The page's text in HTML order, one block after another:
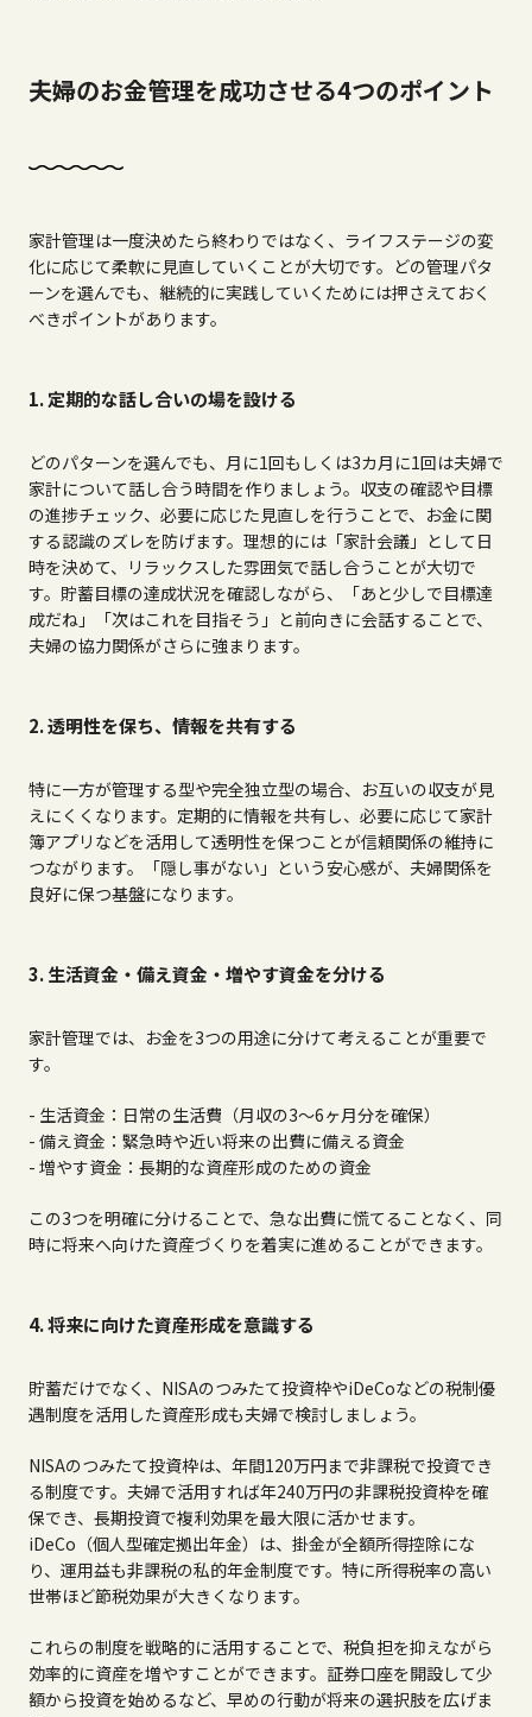
夫婦のお金管理を成功させる4つのポイント
家計管理は一度決めたら終わりではなく、ライフステージの変
化に応じて柔軟に見直していくことが大切です。どの管理パタ
ーンを選んでも、継続的に実践していくためには押さえておく
べきポイントがあります。
1. 定期的な話し合いの場を設ける
どのパターンを選んでも、月に1回もしくは3カ月に1回は夫婦で
家計について話し合う時間を作りましょう。収支の確認や目標
の進捗チェック、必要に応じた見直しを行うことで、お金に関
する認識のズレを防げます。理想的には「家計会議」として日
時を決めて、リラックスした雰囲気で話し合うことが大切で
す。貯蓄目標の達成状況を確認しながら、「あと少しで目標達
成だね」「次はこれを目指そう」と前向きに会話することで、
夫婦の協力関係がさらに強まります。
2. 透明性を保ち、情報を共有する
特に一方が管理する型や完全独立型の場合、お互いの収支が見
えにくくなります。定期的に情報を共有し、必要に応じて家計
簿アプリなどを活用して透明性を保つことが信頼関係の維持に
つながります。「隠し事がない」という安心感が、夫婦関係を
良好に保つ基盤になります。
3. 生活資金・備え資金・増やす資金を分ける
家計管理では、お金を3つの用途に分けて考えることが重要で
す。
- 生活資金：日常の生活費（月収の3〜6ヶ月分を確保）
- 備え資金：緊急時や近い将来の出費に備える資金
- 増やす資金：長期的な資産形成のための資金
この3つを明確に分けることで、急な出費に慌てることなく、同
時に将来へ向けた資産づくりを着実に進めることができます。
4. 将来に向けた資産形成を意識する
貯蓄だけでなく、NISAのつみたて投資枠やiDeCoなどの税制優
遇制度を活用した資産形成も夫婦で検討しましょう。
NISAのつみたて投資枠は、年間120万円まで非課税で投資でき
る制度です。夫婦で活用すれば年240万円の非課税投資枠を確
保でき、長期投資で複利効果を最大限に活かせます。
iDeCo（個人型確定拠出年金）は、掛金が全額所得控除にな
り、運用益も非課税の私的年金制度です。特に所得税率の高い
世帯ほど節税効果が大きくなります。
これらの制度を戦略的に活用することで、税負担を抑えながら
効率的に資産を増やすことができます。証券口座を開設して少
額から投資を始めるなど、早めの行動が将来の選択肢を広げま